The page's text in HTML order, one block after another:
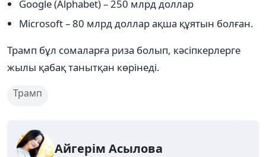
Google (Alphabet) – 250 млрд доллар
Microsoft – 80 млрд доллар ақша құятын болған.
Трамп бұл сомаларға риза болып, кәсіпкерлерге
жылы қабақ танытқан көрінеді.
Трамп
Айгерім Асылова